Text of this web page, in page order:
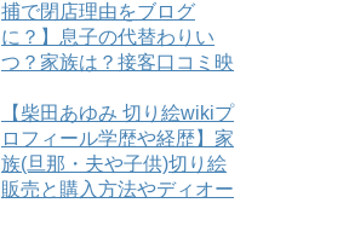
捕で閉店理由をブログ
に？】息子の代替わりい
つ？家族は？接客口コミ映
【柴田あゆみ 切り絵wikiプ
ロフィール学歴や経歴】家
族(旦那・夫や子供)切り絵
販売と購入方法やディオー